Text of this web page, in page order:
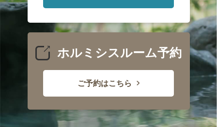
ホルミシスルーム予約
ご予約はこちら